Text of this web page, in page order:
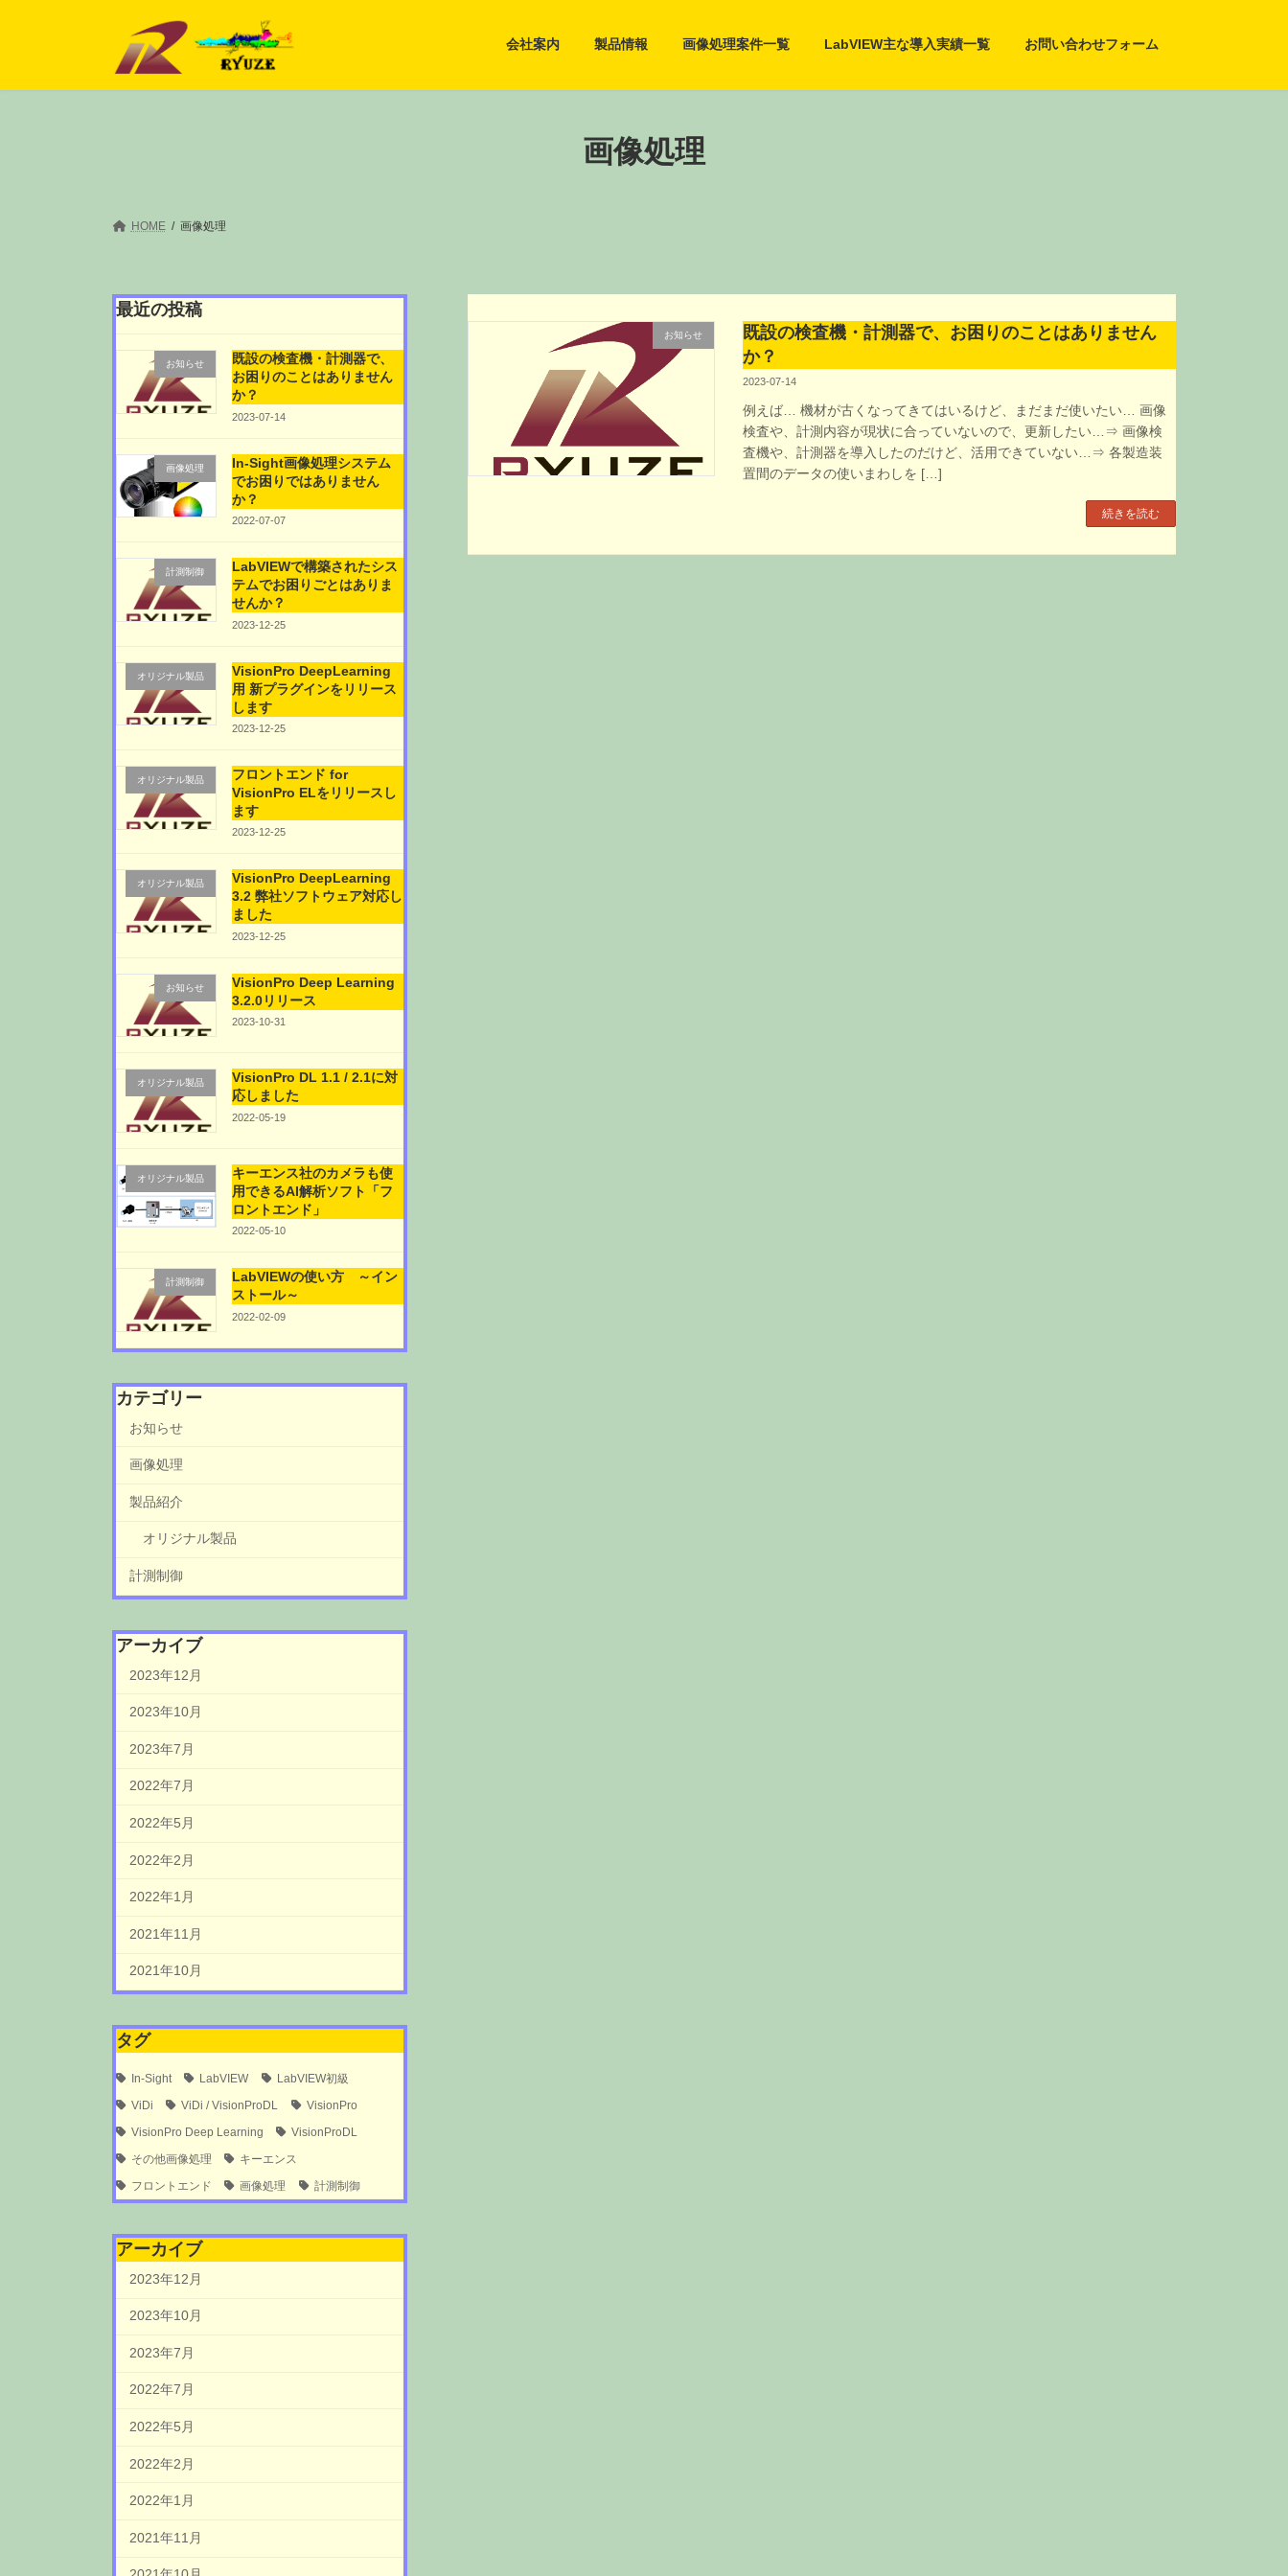
ツ
シ
会社案内 製品情報 画像処理案件一覧 LabVIEW主な導入実績一覧 お問い合わせフォーム
画像処理
HOME 画像処理
お知らせ
既設の検査機・計測器で、お困りのことはありません
か？
2023-07-14
例えば… 機材が古くなってきてはいるけど、まだまだ使いたい… 画像
検査や、計測内容が現状に合っていないので、更新したい…⇒ 画像検
査機や、計測器を導入したのだけど、活用できていない…⇒ 各製造装
置間のデータの使いまわしを […]
続きを読む
最近の投稿
お知らせ
既設の検査機・計測器で、
お困りのことはありません
か？
2023-07-14
画像処理
In-Sight画像処理システム
でお困りではありません
か？
2022-07-07
計測制御
LabVIEWで構築されたシス
テムでお困りごとはありま
せんか？
2023-12-25
オリジナル製品
VisionPro DeepLearning
用 新プラグインをリリース
します
2023-12-25
オリジナル製品
フロントエンド for
VisionPro ELをリリースし
ます
2023-12-25
オリジナル製品
VisionPro DeepLearning
3.2 弊社ソフトウェア対応し
ました
2023-12-25
お知らせ
VisionPro Deep Learning
3.2.0リリース
2023-10-31
オリジナル製品
VisionPro DL 1.1 / 2.1に対
応しました
2022-05-19
オリジナル製品
キーエンス社のカメラも使
用できるAI解析ソフト「フ
ロントエンド」
2022-05-10
計測制御
LabVIEWの使い方 ～イン
ストール～
2022-02-09
カテゴリー
お知らせ
画像処理
製品紹介
オリジナル製品
計測制御
アーカイブ
2023年12月
2023年10月
2023年7月
2022年7月
2022年5月
2022年2月
2022年1月
2021年11月
2021年10月
タグ
In-Sight LabVIEW
LabVIEW初級
ViDi
ViDi / VisionProDL
VisionPro
VisionPro Deep Learning
VisionProDL
その他画像処理
キーエンス
フロントエンド
画像処理 計測制御
アーカイブ
2023年12月
2023年10月
2023年7月
2022年7月
2022年5月
2022年2月
2022年1月
2021年11月